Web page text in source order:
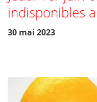
indisponibles
30 mai 2023